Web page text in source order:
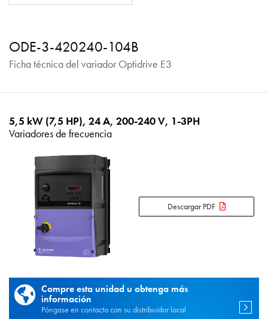
ODE-3-420240-104B
Ficha técnica del variador Optidrive E3
5,5 kW (7,5 HP), 24 A, 200-240 V, 1-3PH
Variadores de frecuencia
Descargar PDF
Compre esta unidad u obtenga más
información
Póngase en contacto con su distribuidor local